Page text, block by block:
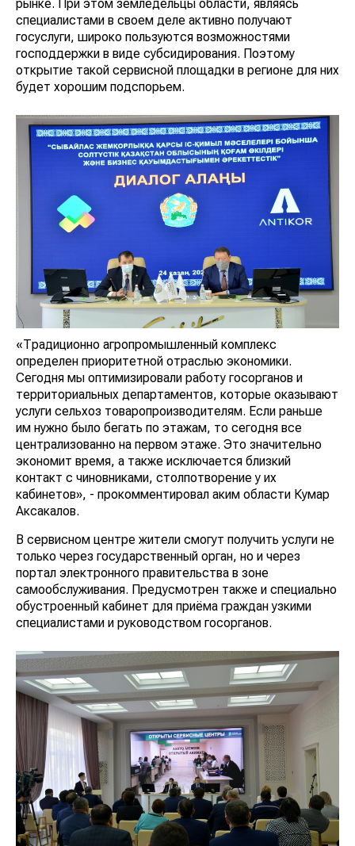
рынке. При этом земледельцы области, являясь
специалистами в своем деле активно получают
госуслуги, широко пользуются возможностями
господдержки в виде субсидирования. Поэтому
открытие такой сервисной площадки в регионе для них
будет хорошим подспорьем.
«Традиционно агропромышленный комплекс
определен приоритетной отраслью экономики.
Сегодня мы оптимизировали работу госорганов и
территориальных департаментов, которые оказывают
услуги сельхоз товаропроизводителям. Если раньше
им нужно было бегать по этажам, то сегодня все
централизованно на первом этаже. Это значительно
экономит время, а также исключается близкий
контакт с чиновниками, столпотворение у их
кабинетов», - прокомментировал аким области Кумар
Аксакалов.
В сервисном центре жители смогут получить услуги не
только через государственный орган, но и через
портал электронного правительства в зоне
самообслуживания. Предусмотрен также и специально
обустроенный кабинет для приёма граждан узкими
специалистами и руководством госорганов.